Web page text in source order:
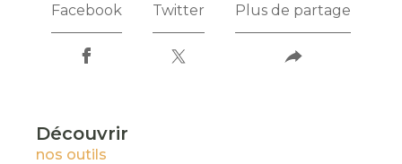
Facebook Twitter Plus de partage
découvrir
nos outils